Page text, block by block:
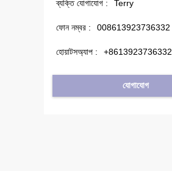
ব্যক্তি যোগাযোগ : Terry
ফোন নম্বর : 008613923736332
হোয়াটসঅ্যাপ : +8613923736332
যোগাযোগ